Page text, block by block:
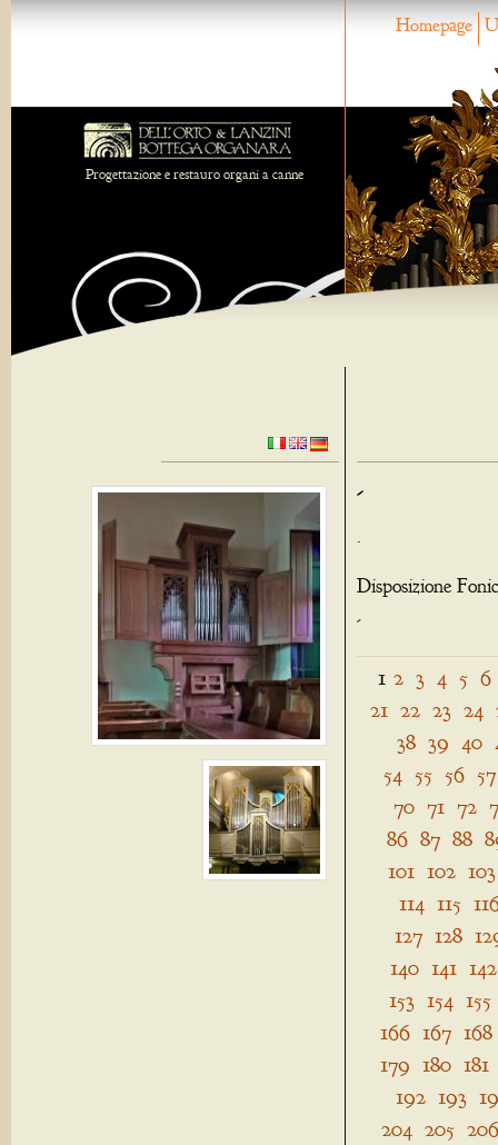
Homepage
Progettazione e restauro organi a canne
-
.
Disposizione
-
1 2 3 4 5 6
21 22 23 24
38 39 40
54 55 56 57
70 71 72
86 87 88
101 102 103
114 115
127 128
140 141 142
153 154 155
166 167 168
179 180 181
192 193
204 205 206